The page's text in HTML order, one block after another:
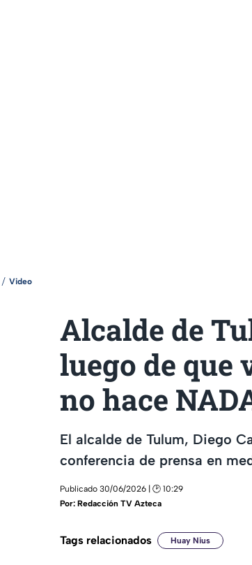
Video
Alcalde de
luego de que
no hace
El alcalde de Tulum, Diego
conferencia de prensa en
Publicado 30/06/2026 | 🕑 10:29
Por: Redacción TV Azteca
Tags relacionados Huay Nius